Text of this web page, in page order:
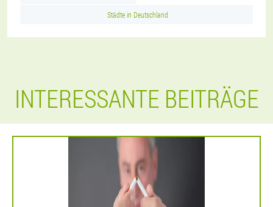
Städte in Deutschland
INTERESSANTE BEITRÄGE